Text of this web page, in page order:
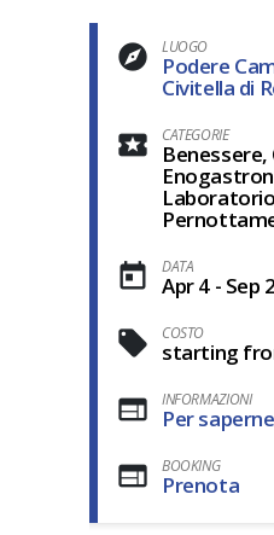
LUOGO
Podere
Civitella di
CATEGORIE
DATA
Apr 4 - Sep
COSTO
starting
INFORMAZIONI
Per
BOOKING
Prenota